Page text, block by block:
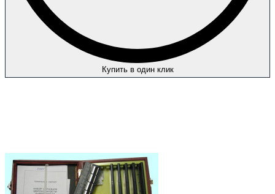
Купить в один клик